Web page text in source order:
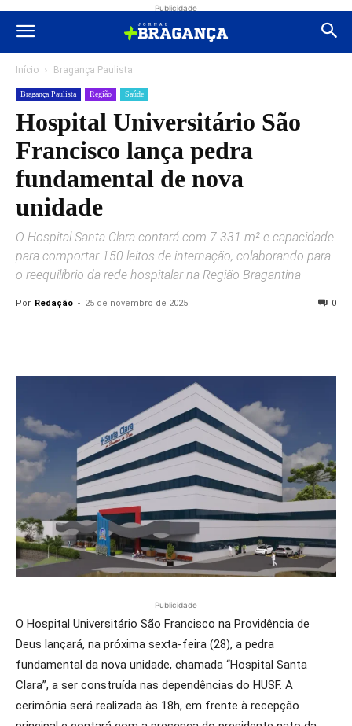
Publicidade
Início Bragança Paulista
Bragança Paulista Região Saúde
Hospital Universitário São
Francisco lança pedra
fundamental de nova
unidade
O Hospital Santa Clara contará com 7.331 m² e capacidade
para comportar 150 leitos de internação, colaborando para
o reequilíbrio da rede hospitalar na Região Bragantina
Por Redação - 25 de novembro de 2025 0
Publicidade
O Hospital Universitário São Francisco na Providência de
Deus lançará, na próxima sexta-feira (28), a pedra
fundamental da nova unidade, chamada “Hospital Santa
Clara”, a ser construída nas dependências do HUSF. A
cerimônia será realizada às 18h, em frente à recepção